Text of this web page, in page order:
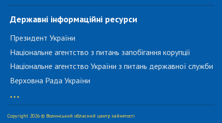
Державні інформаційні ресурси
Президент України
Національне агентство з питань запобігання корупції
Національне агентство України з питань державної служби
Верховна Рада України
...
Copyright 2026 © Волинський обласний центр зайнятості